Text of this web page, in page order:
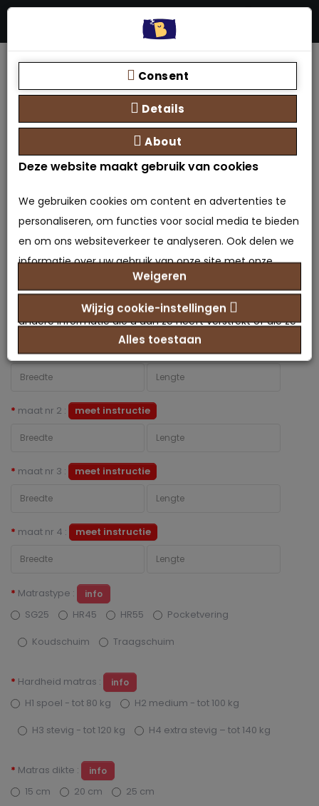
Zoeken
Frans Matras op maat
0 beoordeling(en)/ Geef beoordeling
Merk:Bedden Plein 40-45 B.V.
Model: OPM-6013830486429
Beschikbaarheid: Op voorraad
maat nr 1 : meet instructie
maat nr 2 : meet instructie
maat nr 3 : meet instructie
maat nr 4 : meet instructie
Matrastype : info
SG25 HR45 HR55
Pocketvering
Koudschuim
Traagschuim
Hardheid matras : info
H1 spoel - tot 80 kg
H2 medium - tot 100 kg
H3 stevig - tot 120 kg
H4 extra stevig – tot 140 kg
Matras dikte : info
15 cm 20 cm 25 cm
Consent
Details
About
Deze website maakt gebruik van cookies
We gebruiken cookies om content en advertenties te
personaliseren, om functies voor social media te bieden
en om ons websiteverkeer te analyseren. Ook delen we
informatie over uw gebruik van onze site met onze
partners voor social media, adverteren en analyse. Deze
partners kunnen deze gegevens combineren met
andere informatie die u aan ze heeft verstrekt of die ze
hebben verzameld op basis van uw gebruik van hun
services.
Weigeren
Wijzig cookie-instellingen
Alles toestaan